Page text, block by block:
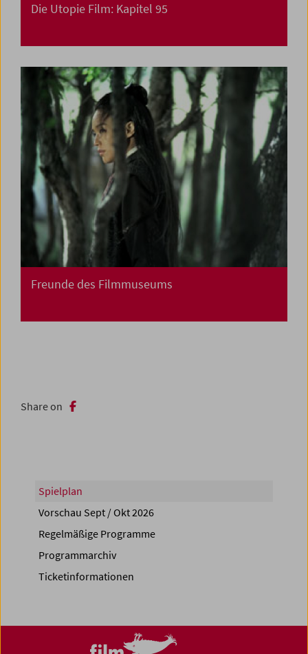
Die Utopie Film: Kapitel 95
Freunde des Filmmuseums
Share on
Spielplan
Vorschau Sept / Okt 2026
Regelmäßige Programme
Programmarchiv
Ticketinformationen